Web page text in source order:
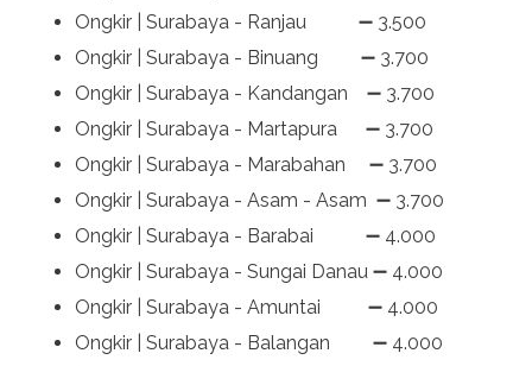
Ongkir | Surabaya - Ranjau ➖ 3.500
Ongkir | Surabaya - Binuang ➖ 3.700
Ongkir | Surabaya - Kandangan ➖ 3.700
Ongkir | Surabaya - Martapura ➖ 3.700
Ongkir | Surabaya - Marabahan ➖ 3.700
Ongkir | Surabaya - Asam - Asam ➖ 3.700
Ongkir | Surabaya - Barabai ➖ 4.000
Ongkir | Surabaya - Sungai Danau ➖ 4.000
Ongkir | Surabaya - Amuntai ➖ 4.000
Ongkir | Surabaya - Balangan ➖ 4.000